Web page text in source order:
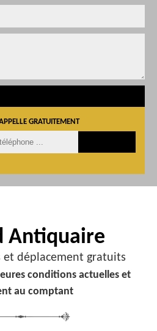
GRATUITEMENT
Antiquaire
et déplacement gratuits
conditions actuelles et
au comptant